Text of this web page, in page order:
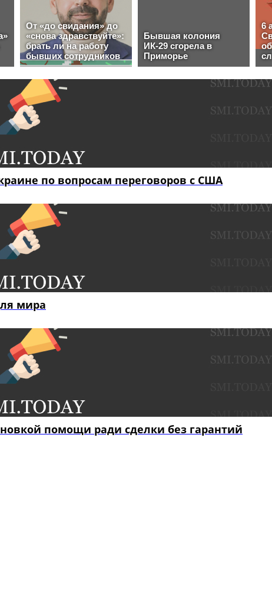
по вопросам переговоров с США
мира
помощи ради сделки без гарантий